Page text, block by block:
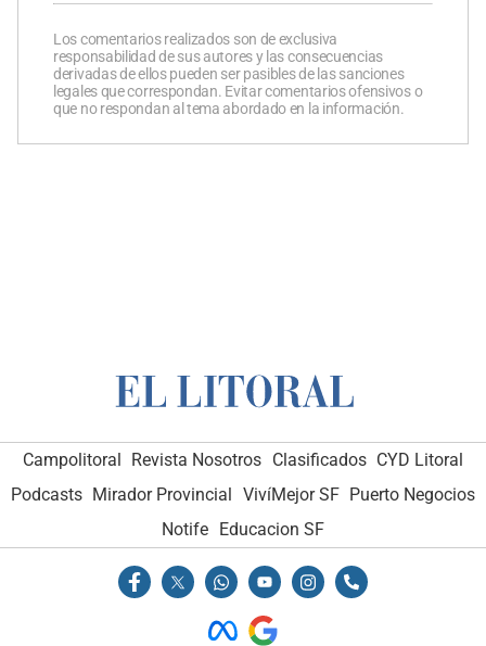
Los comentarios realizados son de exclusiva
responsabilidad de sus autores y las consecuencias
derivadas de ellos pueden ser pasibles de las sanciones
legales que correspondan. Evitar comentarios ofensivos o
que no respondan al tema abordado en la información.
Campolitoral Revista Nosotros Clasificados CYD Litoral
Podcasts Mirador Provincial VivíMejor SF Puerto Negocios
Notife Educacion SF